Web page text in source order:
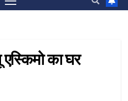
का घर